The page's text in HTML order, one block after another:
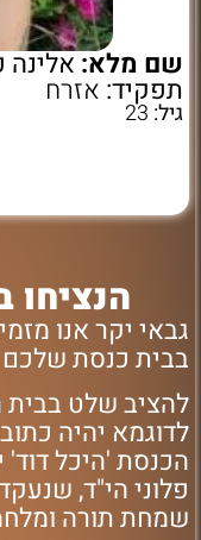
שם מלא:אלינה
תפקיד: אזרח
גיל: 23
גבאי יקר אנו
בבית כנסת שלכם
להציב שלט בבית
לדוגמא יהיה
הכנסת 'היכל דוד'
פלוני הי"ד,
שמחת תורה